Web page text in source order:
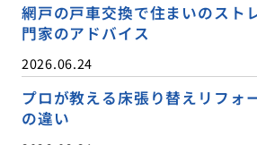
網戸の戸車交換で住まいのスト
門家のアドバイス
2026.06.24
プロが教える床張り替えリフォ
の違い